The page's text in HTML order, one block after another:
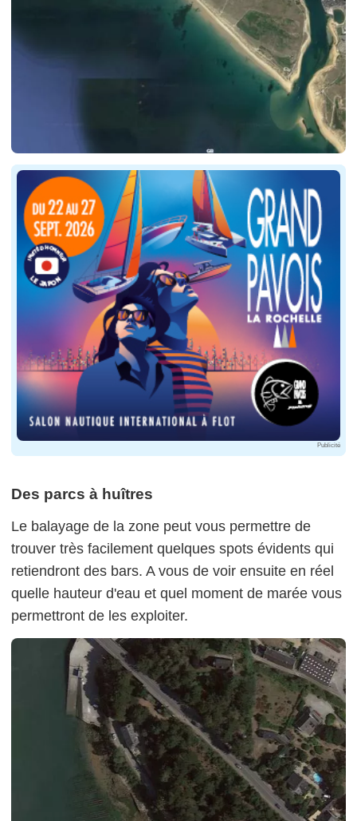
Publicité
Des parcs à huîtres
Le balayage de la zone peut vous permettre de
trouver très facilement quelques spots évidents qui
retiendront des bars. A vous de voir ensuite en réel
quelle hauteur d'eau et quel moment de marée vous
permettront de les exploiter.